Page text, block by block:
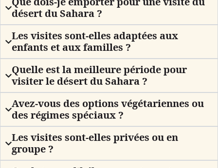
désert du Sahara ?
Les visites sont-elles adaptées aux
enfants et aux familles ?
Quelle est la meilleure période pour
visiter le désert du Sahara ?
Avez-vous des options végétariennes ou
des régimes spéciaux ?
Les visites sont-elles privées ou en
groupe ?